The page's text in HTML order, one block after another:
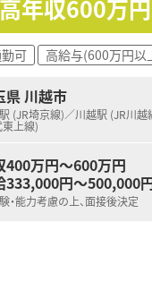
休取得も進められて
わず働きやすい環境
ついて／
唯一【薬の製造～販
規則が整備されており
内では労働組合があ
制度も整っており、調
室内のシステム導入
は月平均10時間未満
年収600万
可 高給与(600万円以
県 川越市
(JR埼京線)／川越駅 (JR川越
上線)
400万円～600万円
333,000円～500,000
・能力考慮の上、面接後決定